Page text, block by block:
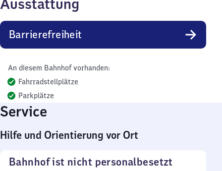
Ausstattung
Barrierefreiheit
An diesem Bahnhof vorhanden:
Fahrradstellplätze
Parkplätze
Service
Hilfe und Orientierung vor Ort
Bahnhof ist nicht personalbesetzt